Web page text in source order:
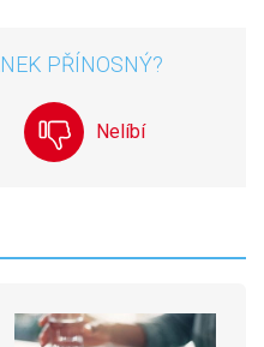
PŘÍNOSNÝ?
Nelíbí